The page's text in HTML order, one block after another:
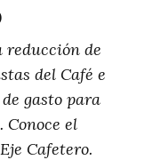
reducción de
del Café e
gasto para
el
Cafetero.